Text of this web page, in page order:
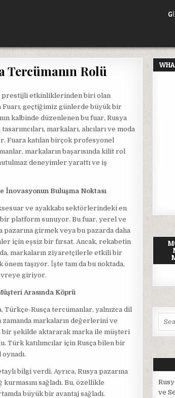
Tercümanın Rolü
prestijli etkinliklerinden biri olan
Fuarı, geçtiğimiz günlerde büyük bir
kalbinde düzenlenen bu fuar, Rusya
markaları, alıcıları ve moda
Fuara katılan birçok profesyonel
markaların başarısında kilit rol
deneyimler yarattı ve iş
İnovasyonun Buluşma Noktası
ve ayakkabı sektörlerindeki en
platform sunuyor. Bu fuar, yerel ve
pazarına girmek veya bu pazarda daha
için eşsiz bir fırsat. Ancak, rekabetin
markaların ziyaretçilerle etkili bir
taşıyor. İşte tam da bu noktada,
giriyor.
Arasında Köprü
Türkçe-Rusça tercümanlar, yalnızca dil
zamanda markaların değerlerini ve
şekilde aktararak marka ile müşteri
Türk katılımcılar için Rusça bilen bir
bilgi verdi. Ayrıca, Rusya pazarına
sağladı. Bu, özellikle
büyük bir avantaj sağladı.
ve